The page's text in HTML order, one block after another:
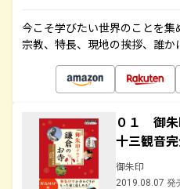
今こそ学びたい世界のことを集
宗教、特長、現地の挨拶、誰か
０１ 御
十三観音
御朱印
2019.08.07 発